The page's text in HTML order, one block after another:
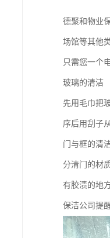
德聚和物业
场馆等其他
只需您一个
玻璃的清洁
先用毛巾把
序后用刮子
门与框的清
分清门的材
有胶渍的地
保洁公司提